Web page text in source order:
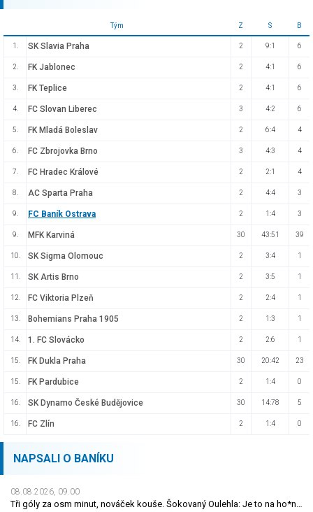
Tým Z S B
1. SK Slavia Praha 2 9:1 6
2. FK Jablonec 2 4:1 6
3. FK Teplice 2 4:1 6
4. FC Slovan Liberec 3 4:2 6
5. FK Mladá Boleslav 2 6:4 4
6. FC Zbrojovka Brno 3 4:3 4
7. FC Hradec Králové 2 2:1 4
8. AC Sparta Praha 2 4:4 3
9. FC Baník Ostrava 2 1:4 3
9. MFK Karviná 30 43:51 39
10. SK Sigma Olomouc 2 3:4 1
11. SK Artis Brno 2 3:5 1
12. FC Viktoria Plzeň 2 2:4 1
13. Bohemians Praha 1905 2 1:3 1
14. 1. FC Slovácko 2 2:6 1
15. FK Dukla Praha 30 20:42 23
15. FK Pardubice 2 1:4 0
16. SK Dynamo České Budějovice 30 14:78 5
16. FC Zlín 2 1:4 0
NAPSALI O BANÍKU
08.08.2026, 09.00
Tři góly za osm minut, nováček kouše. Šokovaný Oulehla: Je to na ho*no, řešíme posily